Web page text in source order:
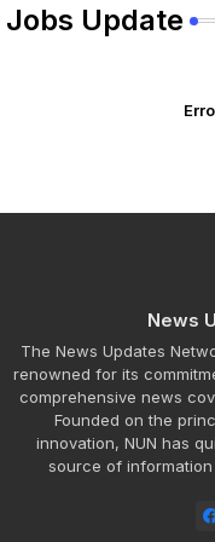
Jobs Update
News
The News Updates
renowned for its
comprehensive news
Founded on the
innovation, NUN has
source of